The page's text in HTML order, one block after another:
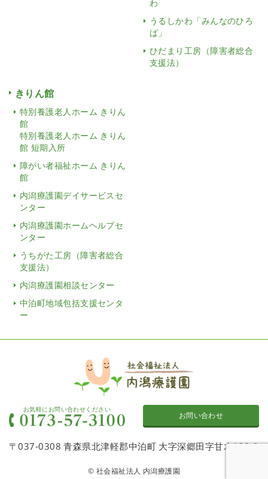
わ
うるしかわ「みんなのひろ
ば」
ひだまり工房（障害者総合
支援法）
きりん館
特別養護老人ホーム きりん
館
特別養護老人ホーム きりん
館 短期入所
障がい者福祉ホーム きりん
館
内潟療護園デイサービスセ
ンター
内潟療護園ホームヘルプセ
ンター
うちがた工房（障害者総合
支援法）
内潟療護園相談センター
中泊町地域包括支援センタ
ー
お気軽にお問い合わせください
お問い合わせ
〒037-0308 青森県北津軽郡中泊町 大字深郷田字甘木120-2
© 社会福祉法人 内潟療護園